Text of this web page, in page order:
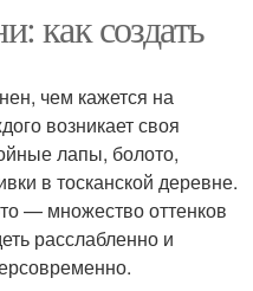
как создать
чем кажется на
возникает своя
лапы, болото,
в тосканской деревне.
— множество оттенков
расслабленно и